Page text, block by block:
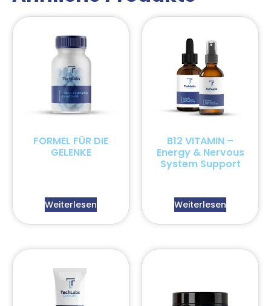
FORMEL FÜR DIE
GELENKE
Weiterlesen
B12 VITAMIN –
Energy & Nervous
System Support
Weiterlesen